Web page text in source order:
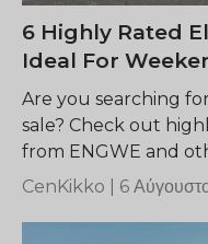
6 Highly Rated
Ideal For
Are you searching
sale? Check out
from ENGWE and
CenKikko | 6